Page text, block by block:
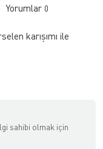
Yorumlar 0
karışımı ile
sahibi olmak için